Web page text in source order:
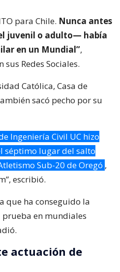
para Chile. Nunca antes
juvenil o adulto— había
en un Mundial”,
sus Redes Sociales.
Católica, Casa de
sacó pecho por su
Ingeniería Civil UC hizo
séptimo lugar del salto
Sub-20 de Oregó ,
escribió.
que ha conseguido la
en mundiales
actuación de